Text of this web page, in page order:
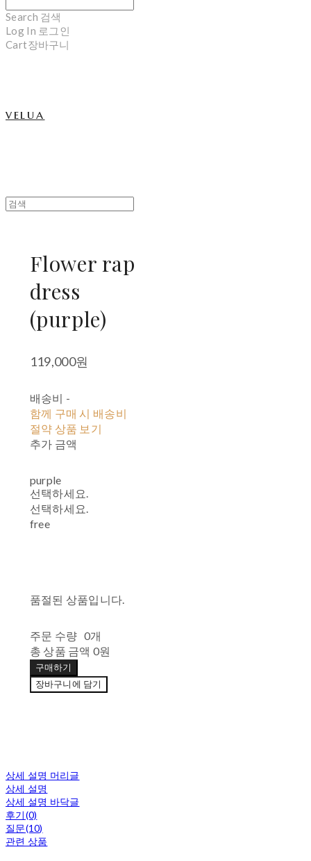
Search 검색
Log In 로그인
Cart장바구니
velua
Flower rap
dress
(purple)
119,000원
배송비 -
함께 구매 시 배송비
절약 상품 보기
추가 금액
purple
선택하세요.
선택하세요.
free
품절된 상품입니다.
주문 수량 0개
총 상품 금액 0원
구매하기
장바구니에 담기
상세 설명 머리글
상세 설명
상세 설명 바닥글
후기(0)
질문(10)
관련 상품